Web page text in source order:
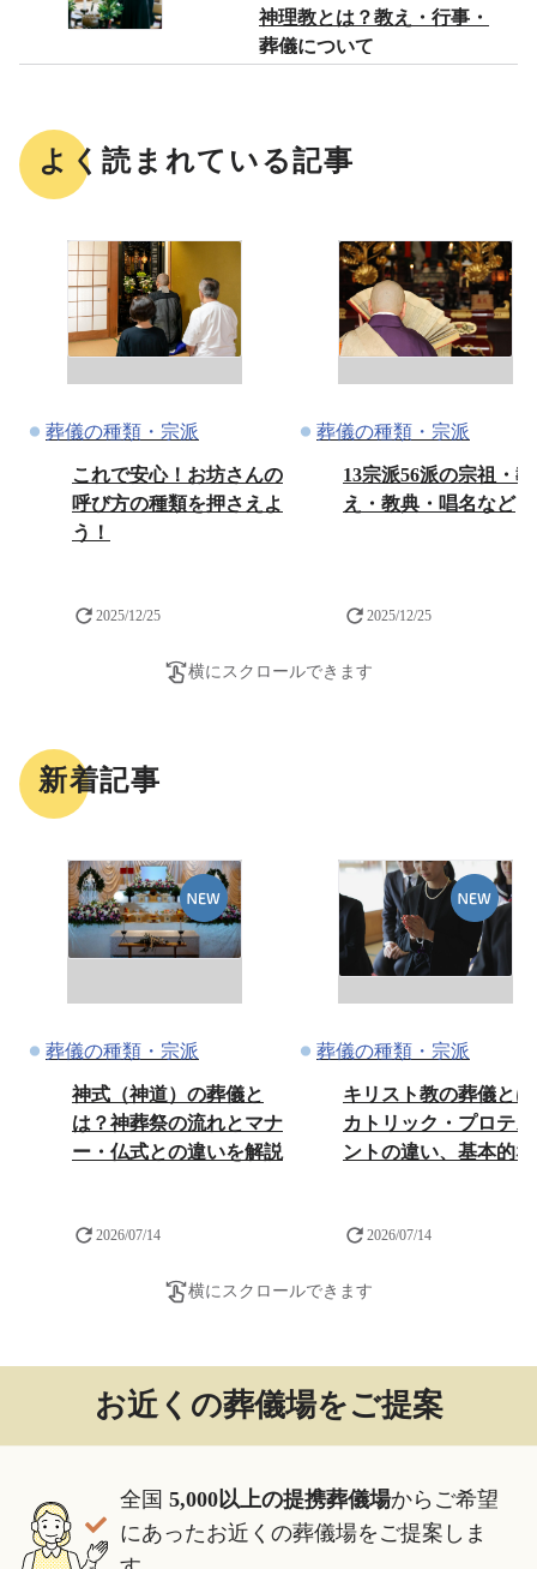
神理教とは？教え・行事・
葬儀について
よく読まれている記事
葬儀の種類・宗派
これで安心！お坊さんの
呼び方の種類を押さえよ
う！
2025/12/25
葬儀の種類・宗派
13宗派56派の宗祖・教
え・教典・唱名など
2025/12/25
横にスクロールできます
新着記事
葬儀の種類・宗派
神式（神道）の葬儀と
は？神葬祭の流れとマナ
ー・仏式との違いを解説
2026/07/14
葬儀の種類・宗派
キリスト教の葬儀と
カトリック・プロテ
ントの違い、基本的
2026/07/14
横にスクロールできます
お近くの葬儀場をご提案
全国 ︎ 5,000以上の提携葬儀場からご希望
にあったお近くの葬儀場をご提案しま